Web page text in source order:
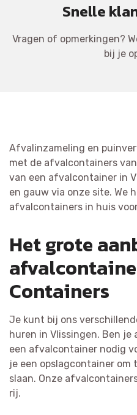
Snelle
Vragen of opmerkingen?
bij je
Afvalinzameling en
met de afvalcontainers
van een afvalcontainer in
en gauw via onze site. We
afvalcontainers in huis
Het grote
Containers
Je kunt bij ons
huren in Vlissingen. Ben je
een afvalcontainer nodig
je een opslagcontainer om
slaan. Onze
rij.